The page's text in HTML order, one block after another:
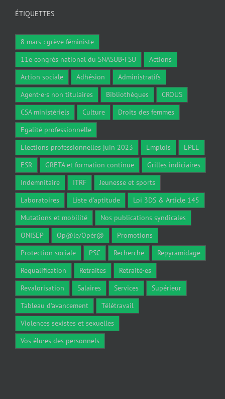
ÉTIQUETTES
8 mars : grève féministe
11e congrès national du SNASUB-FSU
Actions
Action sociale
Adhésion
Administratifs
Agent·e·s non titulaires
Bibliothèques
CROUS
CSA ministériels
Culture
Droits des femmes
Egalité professionnelle
Elections professionnelles juin 2023
Emplois
EPLE
ESR
GRETA et formation continue
Grilles indiciaires
Indemnitaire
ITRF
Jeunesse et sports
Laboratoires
Liste d'aptitude
Loi 3DS & Article 145
Mutations et mobilité
Nos publications syndicales
ONISEP
Op@le/Opér@
Promotions
Protection sociale
PSC Recherche
Repyramidage
Requalification
Retraites
Retraité·es
Revalorisation
Salaires Services
Supérieur
Tableau d'avancement
Télétravail
Violences sexistes et sexuelles
Vos élu·es des personnels